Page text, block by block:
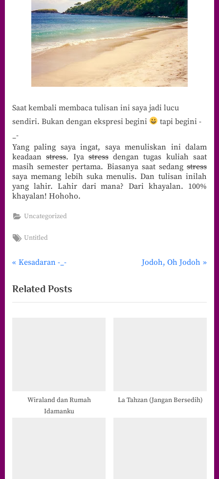
Saat kembali membaca tulisan ini saya jadi lucu
sendiri. Bukan dengan ekspresi begini
tapi begini -
_-
Yang paling saya ingat, saya menuliskan ini dalam
keadaanstress. Iyastressdengan tugas kuliah saat
masih semester pertama. Biasanya saat sedang stress
saya memang lebih suka menulis. Dan tulisan inilah
yang lahir. Lahir dari mana? Dari khayalan. 100%
khayalan! Hohoho.
Uncategorized
Tags:
Untitled
Navigasi
pos
P
e
v
Kesadaran -_-
N
t
Jodoh, Oh Jodoh
Related Posts
Wiraland dan Rumah
Idamanku
La Tahzan (Jangan Bersedih)